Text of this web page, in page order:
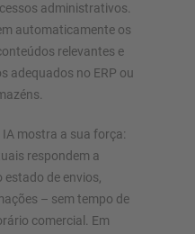
administrativos.
automaticamente os
relevantes e
adequados no ERP ou
mostra a sua força:
respondem a
de envios,
– sem tempo de
comercial. Em